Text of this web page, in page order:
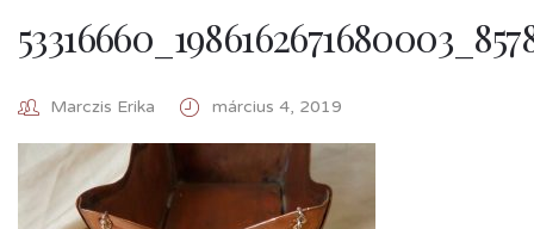
Marczis Erika március 4, 2019